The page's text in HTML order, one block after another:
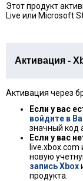
Этот продукт
Live или Microsoft
Активация -
Активация через
Если у вас
войдите в
значный код
Если у вас
live.xbox.com
новую
запись Xbox
продукта.